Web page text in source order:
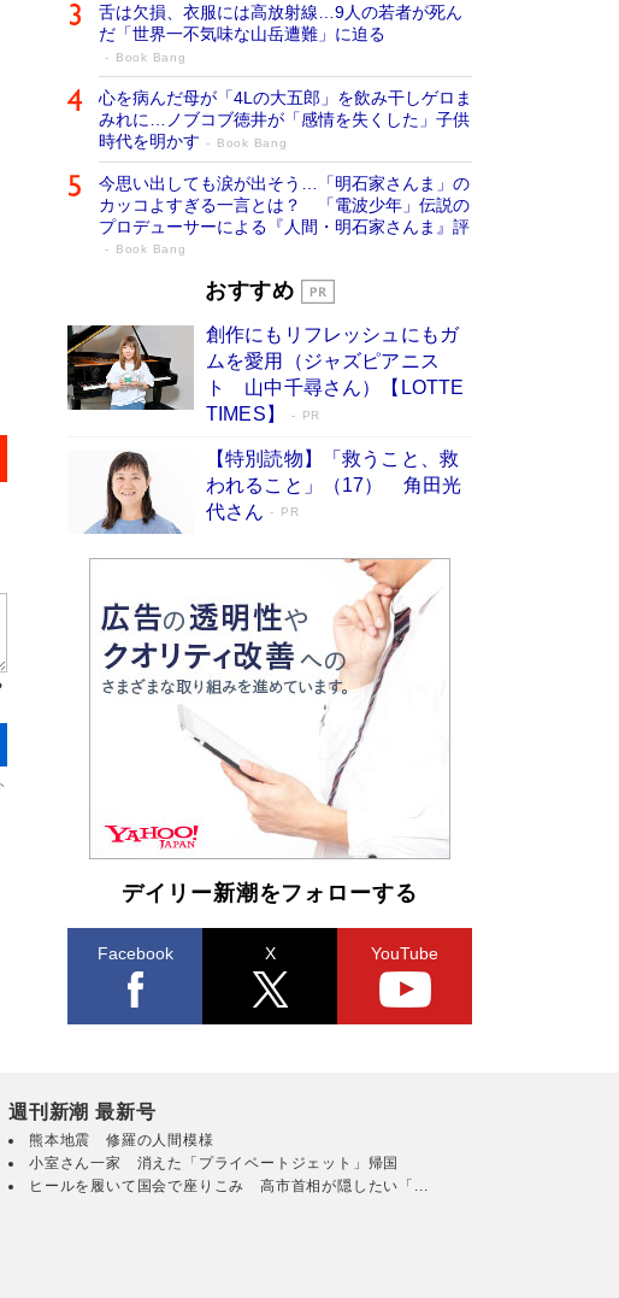
舌は欠損、衣服には高放射線…9人の若者が死ん
だ「世界一不気味な山岳遭難」に迫る
Book Bang
心を病んだ母が「4Lの大五郎」を飲み干しゲロま
みれに…ノブコブ徳井が「感情を失くした」子供
時代を明かす
Book Bang
今思い出しても涙が出そう…「明石家さんま」の
カッコよすぎる一言とは？ 「電波少年」伝説の
プロデューサーによる『人間・明石家さんま』評
Book Bang
「『火垂るの墓』は、大嘘である」原作者
は描きたくない」監督が徹底的にこだわっ
たこと（後編） #戦争の記憶
Book Bang
「叱って伸びるやつは、褒めたらもっと伸びる」
俳優・高嶋政伸が家族に教わった“人を育てるコ
ツ”…芸への考え方を明かす
Book Bang
美輪明宏 晩年の回答を集めた『ほほえんで生き
るための人生相談』がランクイン［エンターテイ
メントベストセラー］
「宇宙兄弟」最終46巻がベストセラー1位 宇宙
開発への関心を押し上げた18年の物語に幕 特装
版には「宇宙で描かれたマンガ」も収録
Book Bang
友近氏、絶賛！ 鎌倉を舞台に、孤独を抱えた
人々が新たな一歩を踏み出す連作短篇集『海のほ
とりのプラネット』試し読み
Book Bang
おすすめ
創作にもリフレッシュにもガ
ムを愛用（ジャズピアニス
ト 山中千尋さん）【LOTTE
TIMES】
PR
【特別読物】「救うこと、救
われること」（17） 角田光
代さん
PR
デイリー新潮をフォローする
Facebook X YouTube
週刊新潮 最新号
熊本地震 修羅の人間模様
小室さん一家 消えた「プライベートジェット」帰国
ヒールを履いて国会で座りこみ 高市首相が隠したい「...